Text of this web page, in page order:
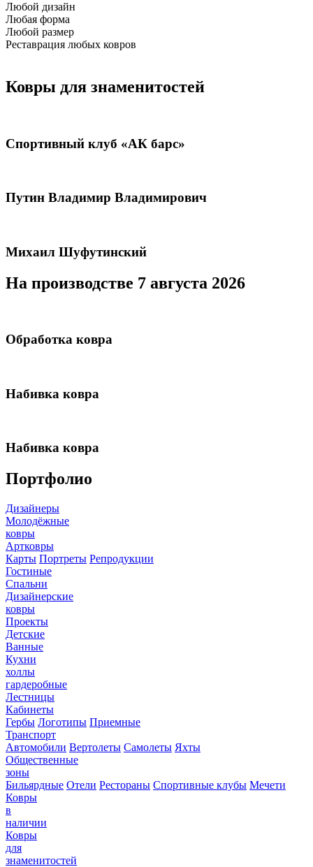
Любой дизайн
Любая форма
Любой размер
Реставрация любых ковров
Ковры для знаменитостей
Спортивный клуб «АК барс»
Путин Владимир Владимирович
Михаил Шуфутинский
На производстве 7 августа 2026
Обработка ковра
Набивка ковра
Набивка ковра
Портфолио
Дизайнеры
Молодёжные
ковры
Артковры
Карты Портреты Репродукции
Гостиные
Спальни
Дизайнерские
ковры
Проекты
Детские
Ванные
Кухни
холлы
гардеробные
Лестницы
Кабинеты
Гербы Логотипы Приемные
Транспорт
Автомобили Вертолеты Самолеты Яхты
Общественные
зоны
Бильярдные Отели Рестораны Спортивные клубы Мечети
Ковры
в
наличии
Ковры
для
знаменитостей